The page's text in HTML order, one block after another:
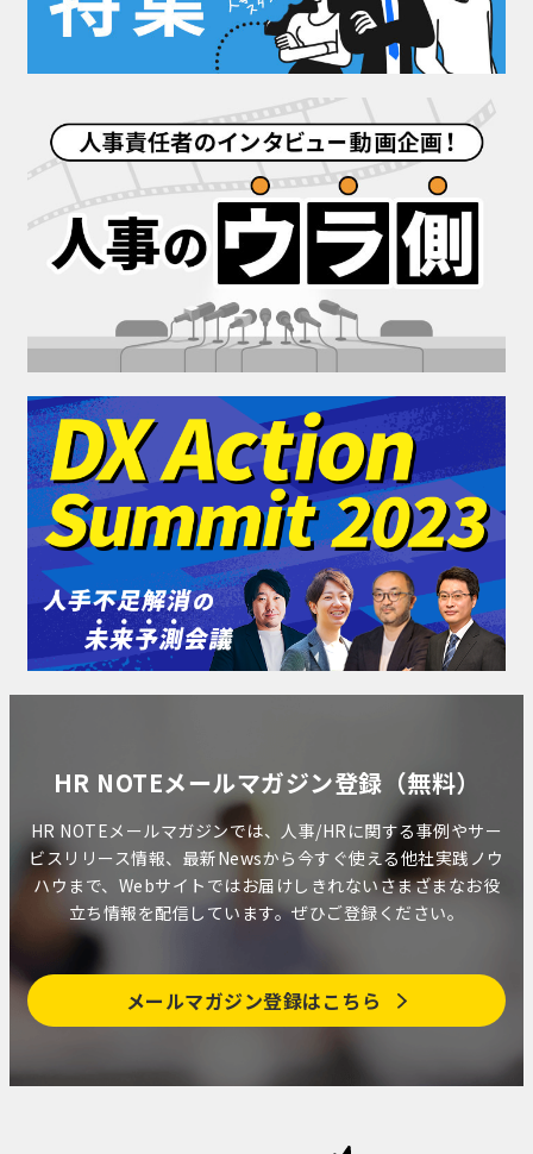
HR NOTEメールマガジン登録（無料）
HR NOTEメールマガジンでは、人事/HRに関する事例やサー
ビスリリース情報、最新Newsから今すぐ使える他社実践ノウ
ハウまで、Webサイトではお届けしきれないさまざまなお役
立ち情報を配信しています。ぜひご登録ください。
メールマガジン登録はこちら